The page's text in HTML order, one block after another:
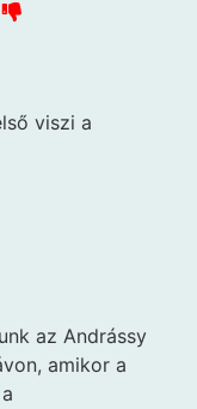
viszi a
az Andrássy
amikor a